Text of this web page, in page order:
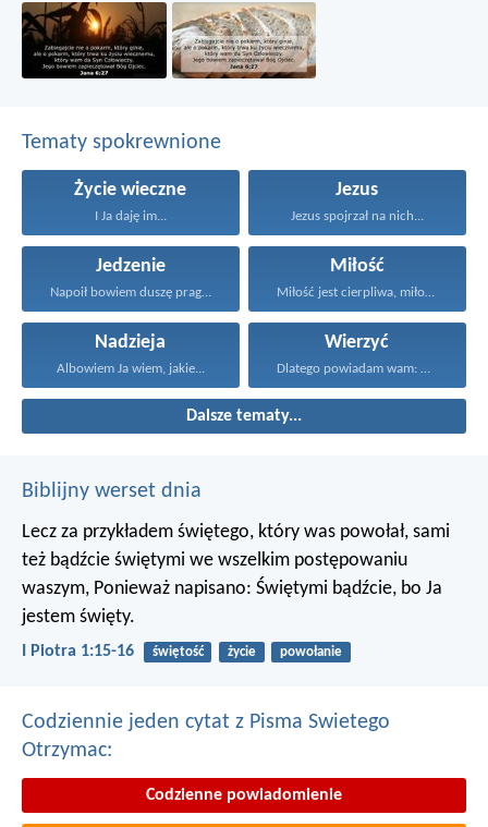
Tematy spokrewnione
Życie wieczne
I Ja daję im...
Jezus
Jezus spojrzał na nich...
Jedzenie
Napoił bowiem duszę pragnącego...
Miłość
Miłość jest cierpliwa, miłość...
Nadzieja
Albowiem Ja wiem, jakie...
Wierzyć
Dlatego powiadam wam: Wszystko...
Dalsze tematy...
Biblijny werset dnia
Lecz za przykładem świętego, który was powołał, sami
też bądźcie świętymi we wszelkim postępowaniu
waszym, Ponieważ napisano: Świętymi bądźcie, bo Ja
jestem święty.
I Piotra 1:15-16 świętość życie powołanie
Codziennie jeden cytat z Pisma Swietego
Otrzymac:
Codzienne powiadomienie